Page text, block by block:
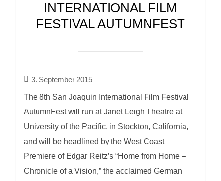
INTERNATIONAL FILM
FESTIVAL AUTUMNFEST
3. September 2015
The 8th San Joaquin International Film Festival
AutumnFest will run at Janet Leigh Theatre at
University of the Pacific, in Stockton, California,
and will be headlined by the West Coast
Premiere of Edgar Reitz’s “Home from Home –
Chronicle of a Vision,” the acclaimed German